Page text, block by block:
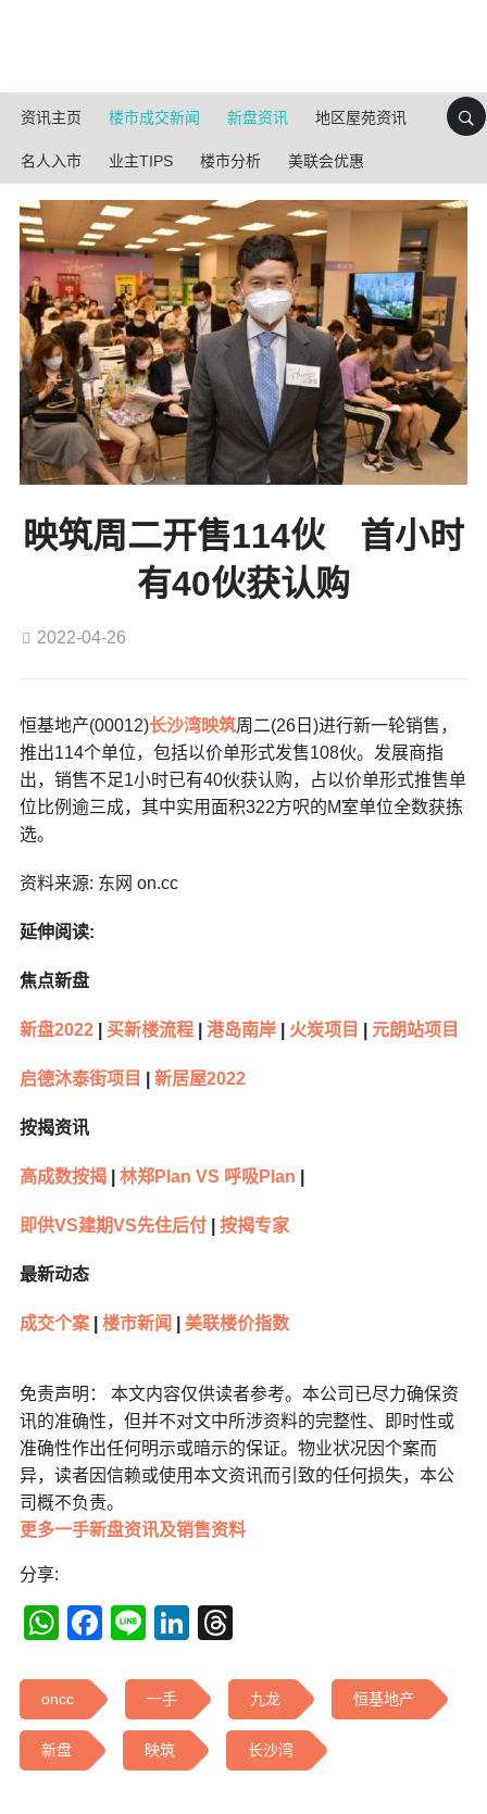
资讯主页 楼市成交新闻 新盘资讯 地区屋苑资讯
名人入市 业主TIPS 楼市分析 美联会优惠
映筑周二开售114伙 首小时
有40伙获认购
2022-04-26
恒基地产(00012)长沙湾映筑周二(26日)进行新一轮销售，
推出114个单位，包括以价单形式发售108伙。发展商指
出，销售不足1小时已有40伙获认购，占以价单形式推售单
位比例逾三成，其中实用面积322方呎的M室单位全数获拣
选。
资料来源: 东网 on.cc
延伸阅读:
焦点新盘
新盘2022| 买新楼流程| 港岛南岸| 火炭项目 元朗站项目
启德沐泰街项目 新居屋2022
按揭资讯
高成数按揭| 林郑Plan VS 呼吸Plan
即供VS建期VS先住后付 按揭专家
最新动态
成交个案 楼市新闻 美联楼价指数
免责声明： 本文内容仅供读者参考。本公司已尽力确保资
讯的准确性，但并不对文中所涉资料的完整性、即时性或
准确性作出任何明示或暗示的保证。物业状况因个案而
异，读者因信赖或使用本文资讯而引致的任何损失，本公
司概不负责。
更多一手新盘资讯及销售资料
分享:
WhatsApp
Facebook
LineLinkedIn
oncc 一手 九龙 恒基地产
新盘 映筑 长沙湾